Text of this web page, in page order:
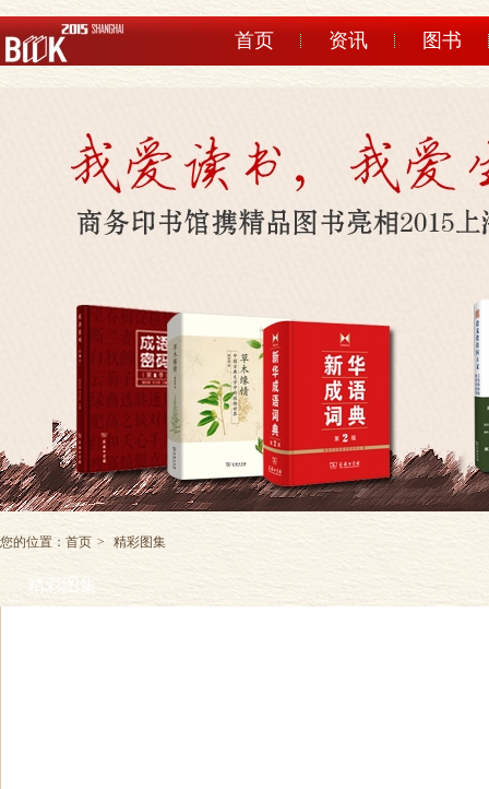
首页 资讯 图书
您的位置： 首页 > 精彩图集
精彩图集